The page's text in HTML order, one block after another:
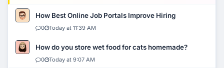
How Best Online Job Portals Improve Hiring
0 Today at 11:39 AM
How do you store wet food for cats homemade?
0 Today at 9:07 AM